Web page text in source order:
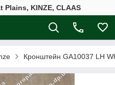
Plains, KINZE, CLAAS
Кронштейн GA10037 LH